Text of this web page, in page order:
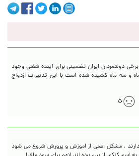
دولتمردان ایران تضمینی برای آینده شغلی وجود
و سه ماه کشیده شده است با این تدبیرات ازدواج
۵
دارند . مشکل اصلی از اموزش و پرورش شروع می شود